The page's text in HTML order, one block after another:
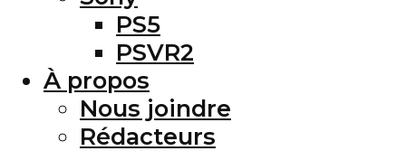
PS5
PSVR2
À propos
Nous joindre
Rédacteurs